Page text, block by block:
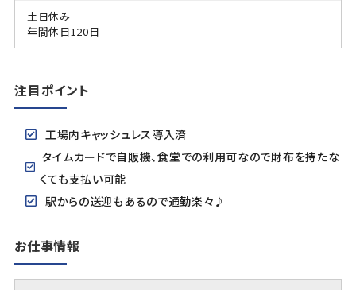
土日休み
年間休日120日
注目ポイント
工場内キャッシュレス導入済
タイムカードで自販機、食堂での利用可なので財布を持たな
くても支払い可能
駅からの送迎もあるので通勤楽々♪
お仕事情報